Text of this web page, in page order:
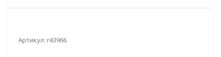
Артикул: г43966